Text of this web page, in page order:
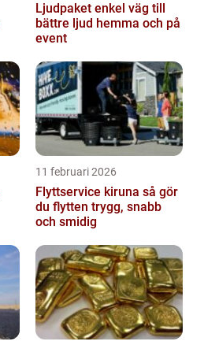
Ljudpaket enkel väg till
bättre ljud hemma och på
event
11 februari 2026
Flyttservice kiruna så gör
du flytten trygg, snabb
och smidig